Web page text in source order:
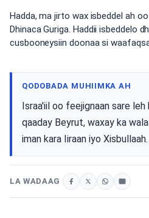
Hadda, ma jirto wax isbeddel ah
Dhinaca Guriga. Haddii isbeddelo
cusbooneysiin doonaa si
QODOBADA MUHIIMKA AH
Israa'iil oo feejignaan sare
qaaday Beyrut, waxay ka
iman kara Iiraan iyo Xisbullaah.
LA WADAAG